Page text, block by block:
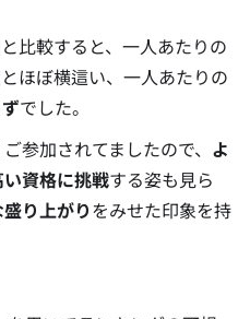
比較すると、一人あたりの
ほぼ横這い、一人あたりの
でした。
参加されてましたので、 よ
資格に挑戦する姿も見ら
り上がりをみせた印象を持